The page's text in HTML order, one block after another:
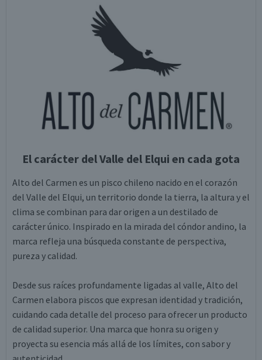
El carácter del Valle del Elqui en cada gota
Alto del Carmen es un pisco chileno nacido en el corazón
del Valle del Elqui, un territorio donde la tierra, la altura y el
clima se combinan para dar origen a un destilado de
carácter único. Inspirado en la mirada del cóndor andino, la
marca refleja una búsqueda constante de perspectiva,
pureza y calidad.
Desde sus raíces profundamente ligadas al valle, Alto del
Carmen elabora piscos que expresan identidad y tradición,
cuidando cada detalle del proceso para ofrecer un producto
de calidad superior. Una marca que honra su origen y
proyecta su esencia más allá de los límites, con sabor y